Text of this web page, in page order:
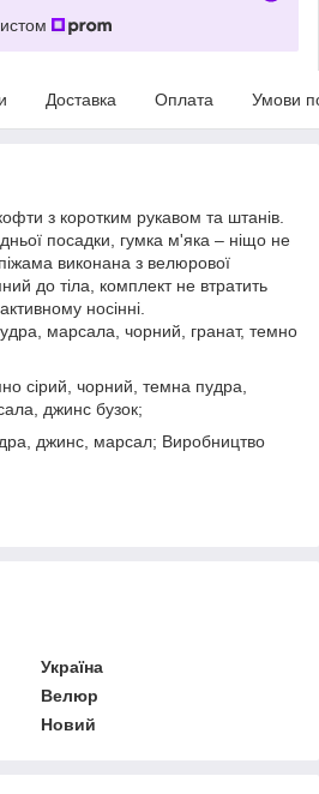
Доставка Оплата Умови
з коротким рукавом та штанів.
посадки, гумка м'яка – ніщо не
виконана з велюрової
до тіла, комплект не втратить
носінні.
марсала, чорний, гранат, темно
сірий, чорний, темна пудра,
джинс бузок;
джинс, марсал; Виробництво
Україна
Велюр
Новий